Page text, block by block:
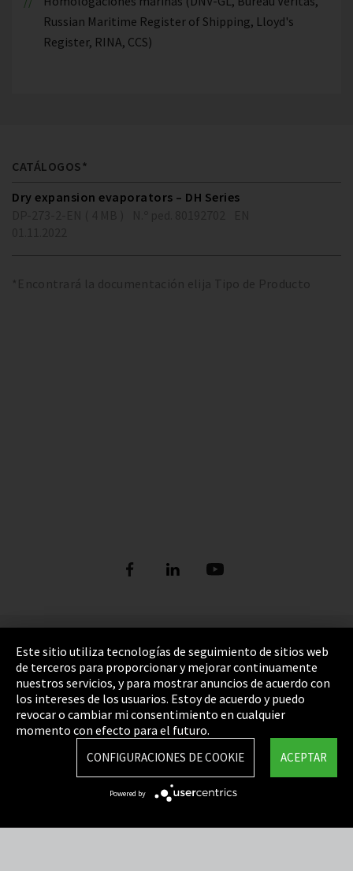
Russian Maritime Register of Shipping, Lloyd's
Register, RINA, CCS)
CATÁLOGOS*
Dry expansion evaporators – DH Series
*Encontrará la documentación elija Tipo de Producto
Pie de imprenta
Política de privacidad
Cookie Settings
Términos y Condiciones
Mapa del sitio
Integrity Line
Este sitio utiliza tecnologías de seguimiento de sitios web
de terceros para proporcionar y mejorar continuamente
nuestros servicios, y para mostrar anuncios de acuerdo con
los intereses de los usuarios. Estoy de acuerdo y puedo
revocar o cambiar mi consentimiento en cualquier
momento con efecto para el futuro.
ACEPTAR
CONFIGURACIONES DE COOKIE
Powered by